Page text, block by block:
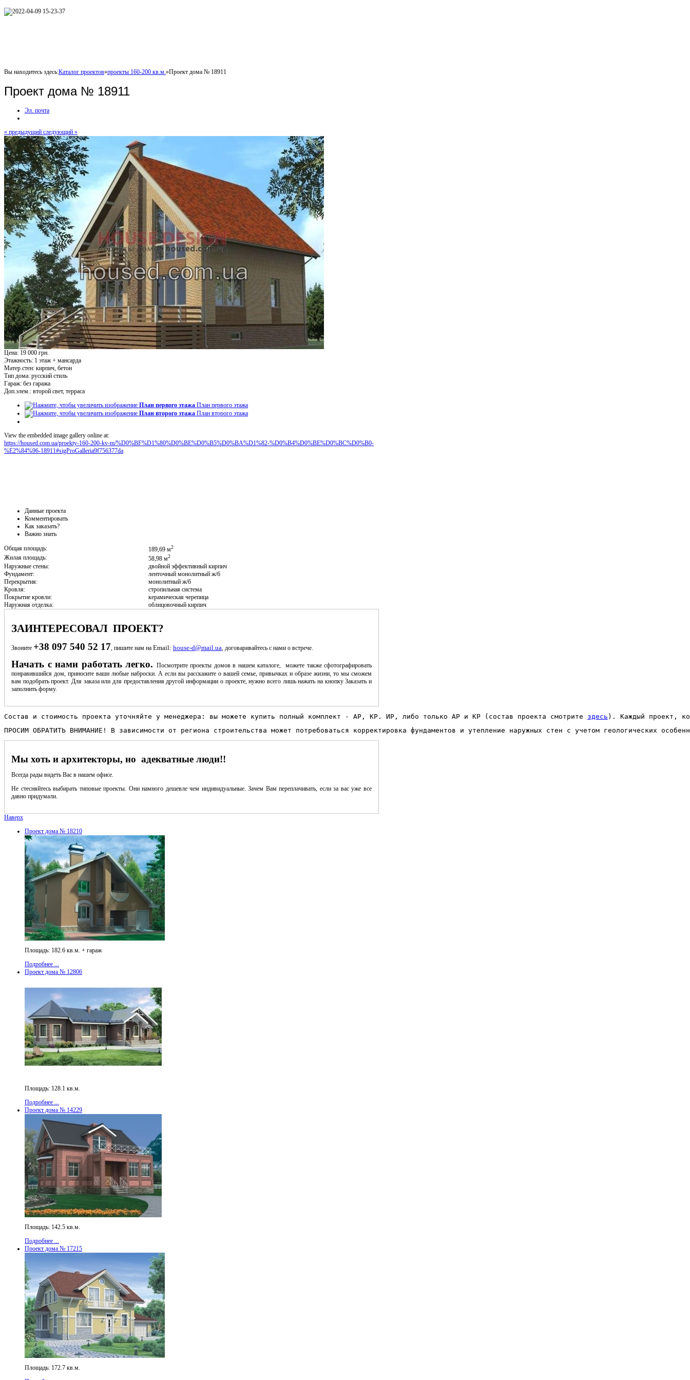
Вы находитесь здесь:Каталог проектов»проекты 160-200 кв.м. »Проект дома № 18911
Проект дома № 18911
Эл. почта
« предыдущий следующий »
Цена: 19 000 грн.
Этажность: 1 этаж + мансарда
Матер.стен: кирпич, бетон
Тип дома: русский стиль
Гараж: без гаража
Доп.элем.: второй свет, терраса
План первого этажа План первого этажа
План второго этажа План второго этажа
View the embedded image gallery online at:
https://housed.com.ua/proekty-160-200-kv-m/%D0%BF%D1%80%D0%BE%D0%B5%D0%BA%D1%82-%D0%B4%D0%BE%D0%BC%D0%B0-
%E2%84%96-18911#sigProGalleria9f756377da
Данные проекта
Комментировать
Как заказать?
Важно знать
Общая площадь:
189,69 м2
Жилая площадь: 58,98 м2
Наружные стены:
двойной эффективный кирпич
Фундамент:
ленточный монолитный ж/б
Перекрытия:
монолитный ж/б
Кровля:
стропильная система
Покрытие кровли:
керамическая черепица
Наружная отделка:
облицовочный кирпич
ЗАИНТЕРЕСОВАЛ ПРОЕКТ?
Звоните +38 097 540 52 17 , пишите нам на Email: house-d@mail.ua , договаривайтесь с нами о встрече.
Начать с нами работать легко. Посмотрите проекты домов в нашем каталоге, можете также сфотографировать
понравившийся дом, приносите ваши любые наброски. А если вы расскажите о вашей семье, привычках и образе жизни, то мы сможем
вам подобрать проект. Для заказа или для предоставления другой информации о проекте, нужно всего лишь нажать на кнопку Заказать и
заполнить форму.
Состав и стоимость проекта уточняйте у менеджера: вы можете купить полный комплект - АР, КР. ИР, либо только АР и КР (состав проекта смотрите здесь ). Каждый проект,
ПРОСИМ ОБРАТИТЬ ВНИМАНИЕ! В зависимости от региона строительства может потребоваться корректировка фундаментов и утепление наружных стен с учетом геологических
Мы хоть и архитекторы, но адекватные люди!!
Всегда рады видеть Вас в нашем офисе.
Не стесняйтесь выбирать типовые проекты. Они намного дешевле чем индивидуальные. Зачем Вам переплачивать, если за вас уже все
давно придумали.
Наверх
Проект дома № 18210
Площадь: 182.6 кв.м. + гараж
Подробнее ...
Проект дома № 12806
Площадь: 128.1 кв.м.
Подробнее ...
Проект дома № 14229
Площадь: 142.5 кв.м.
Подробнее ...
Проект дома № 17215
Площадь: 172.7 кв.м.